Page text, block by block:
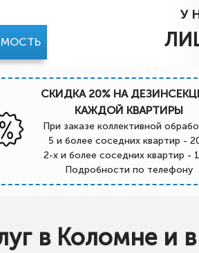
У
СКИДКА 20% НА
КАЖДОЙ КВАРТИРЫ
При заказе коллективной
5 и более соседних квартир -
2-х и более соседних квартир -
Подробности по телефону
в Коломне и